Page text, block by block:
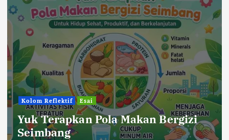
Kolom Reflektif Esai
Yuk Terapkan Pola Makan Bergizi
Seimbang